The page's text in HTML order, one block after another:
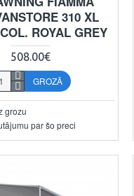
310 XL
ROYAL GREY
508.00€
GROZĀ
grozu
par šo preci